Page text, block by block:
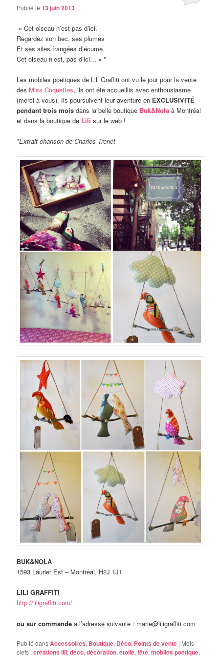
Publié le13 juin 2013
» Cet oiseau n’est pas d’ici.
Regardez son bec, ses plumes
Et ses ailes frangées d’écume.
Cet oiseau n’est, pas d’ici… » *
Les mobiles poétiques de Lili Graffiti ont vu le jour pour la vente
des Miss Coquettes, ils ont été accueillis avec enthousiasme
(merci à vous). Ils poursuivent leur aventure en EXCLUSIVITÉ
pendant trois mois dans la belle boutique Buk&Nola à Montréal
et dans la boutique de Lili sur le web !
*Extrait chanson de Charles Trenet
BUK&NOLA
1593 Laurier Est – Montréal, H2J 1J1
LILI GRAFFITI
http://liligraffiti.com/
ou sur commande à l’adresse suivante : marie@liligraffiti.com
Publié dansAccessoires, Boutique, Déco, Points de vente | Mots-
clefs :créations lili,déco,décoration,étoile,fête,mobiles poétique,